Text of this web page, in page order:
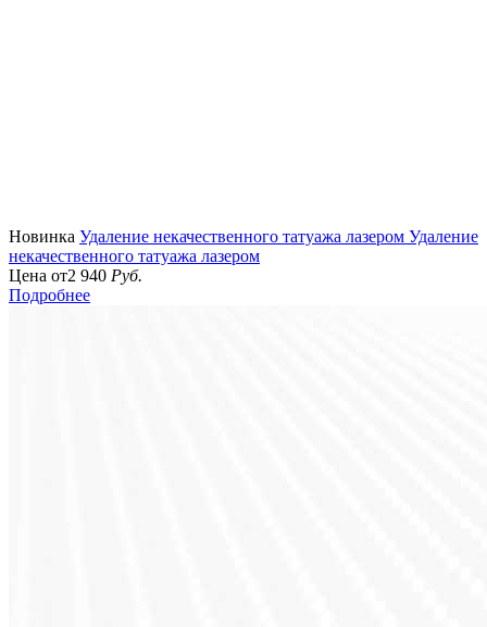
Новинка Удаление некачественного татуажа лазером Удаление
некачественного татуажа лазером
Цена от2 940 Руб.
Подробнее